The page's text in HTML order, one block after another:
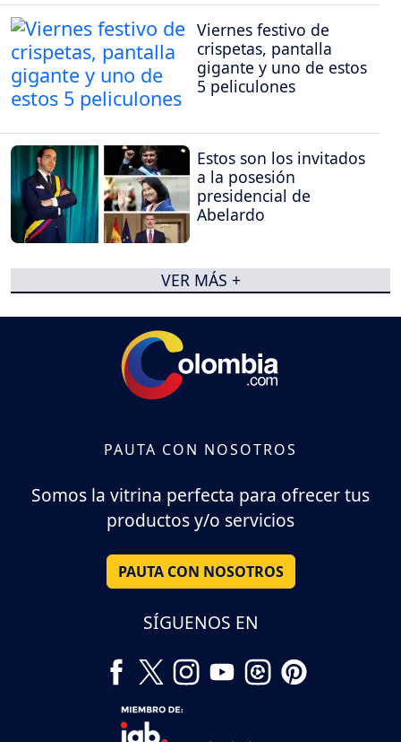
Viernes festivo de
crispetas, pantalla
gigante y uno de estos
5 peliculones
Estos son los invitados
a la posesión
presidencial de
Abelardo
VER MÁS +
PAUTA CON NOSOTROS
Somos la vitrina perfecta para ofrecer tus
productos y/o servicios
PAUTA CON NOSOTROS
SÍGUENOS EN